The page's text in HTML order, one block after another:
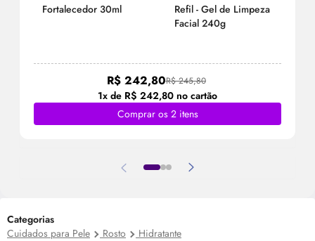
Fortalecedor 30ml
Refil - Gel de Limpeza
Facial 240g
R$ 245,80
R$ 242,80
1x de R$ 242,80 no cartão
Comprar os 2 itens
Categorias
Cuidados para Pele
Rosto
Hidratante